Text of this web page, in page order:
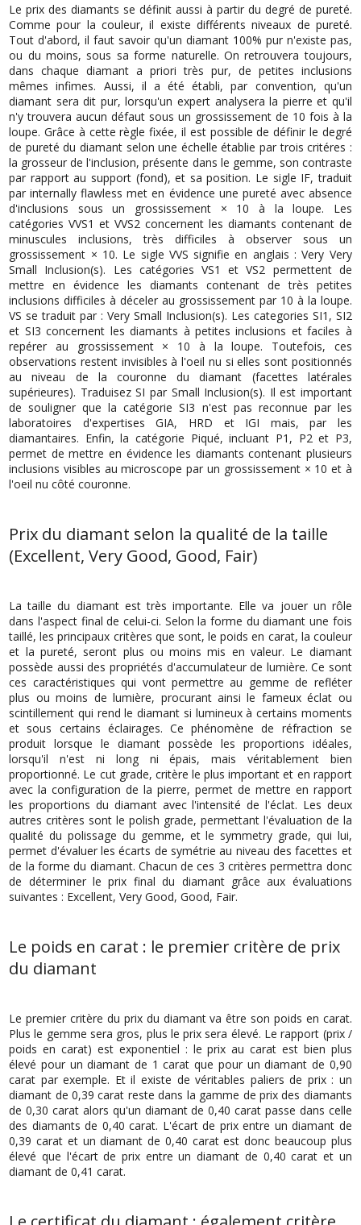
Le prix des diamants se définit aussi à partir du degré de pureté.
Comme pour la couleur, il existe différents niveaux de pureté.
Tout d'abord, il faut savoir qu'un diamant 100% pur n'existe pas,
ou du moins, sous sa forme naturelle. On retrouvera toujours,
dans chaque diamant a priori très pur, de petites inclusions
mêmes infimes. Aussi, il a été établi, par convention, qu'un
diamant sera dit pur, lorsqu'un expert analysera la pierre et qu'il
n'y trouvera aucun défaut sous un grossissement de 10 fois à la
loupe. Grâce à cette règle fixée, il est possible de définir le degré
de pureté du diamant selon une échelle établie par trois critéres :
la grosseur de l'inclusion, présente dans le gemme, son contraste
par rapport au support (fond), et sa position. Le sigle IF, traduit
par internally flawless met en évidence une pureté avec absence
d'inclusions sous un grossissement × 10 à la loupe. Les
catégories VVS1 et VVS2 concernent les diamants contenant de
minuscules inclusions, très difficiles à observer sous un
grossissement × 10. Le sigle VVS signifie en anglais : Very Very
Small Inclusion(s). Les catégories VS1 et VS2 permettent de
mettre en évidence les diamants contenant de très petites
inclusions difficiles à déceler au grossissement par 10 à la loupe.
VS se traduit par : Very Small Inclusion(s). Les categories SI1, SI2
et SI3 concernent les diamants à petites inclusions et faciles à
repérer au grossissement × 10 à la loupe. Toutefois, ces
observations restent invisibles à l'oeil nu si elles sont positionnés
au niveau de la couronne du diamant (facettes latérales
supérieures). Traduisez SI par Small Inclusion(s). Il est important
de souligner que la catégorie SI3 n'est pas reconnue par les
laboratoires d'expertises GIA, HRD et IGI mais, par les
diamantaires. Enfin, la catégorie Piqué, incluant P1, P2 et P3,
permet de mettre en évidence les diamants contenant plusieurs
inclusions visibles au microscope par un grossissement × 10 et à
l'oeil nu côté couronne.
Prix du diamant selon la qualité de la taille
(Excellent, Very Good, Good, Fair)
La taille du diamant est très importante. Elle va jouer un rôle
dans l'aspect final de celui-ci. Selon la forme du diamant une fois
taillé, les principaux critères que sont, le poids en carat, la couleur
et la pureté, seront plus ou moins mis en valeur. Le diamant
possède aussi des propriétés d'accumulateur de lumière. Ce sont
ces caractéristiques qui vont permettre au gemme de refléter
plus ou moins de lumière, procurant ainsi le fameux éclat ou
scintillement qui rend le diamant si lumineux à certains moments
et sous certains éclairages. Ce phénomène de réfraction se
produit lorsque le diamant possède les proportions idéales,
lorsqu'il n'est ni long ni épais, mais véritablement bien
proportionné. Le cut grade, critère le plus important et en rapport
avec la configuration de la pierre, permet de mettre en rapport
les proportions du diamant avec l'intensité de l'éclat. Les deux
autres critères sont le polish grade, permettant l'évaluation de la
qualité du polissage du gemme, et le symmetry grade, qui lui,
permet d'évaluer les écarts de symétrie au niveau des facettes et
de la forme du diamant. Chacun de ces 3 critères permettra donc
de déterminer le prix final du diamant grâce aux évaluations
suivantes : Excellent, Very Good, Good, Fair.
Le poids en carat : le premier critère de prix
du diamant
Le premier critère du prix du diamant va être son poids en carat.
Plus le gemme sera gros, plus le prix sera élevé. Le rapport (prix /
poids en carat) est exponentiel : le prix au carat est bien plus
élevé pour un diamant de 1 carat que pour un diamant de 0,90
carat par exemple. Et il existe de véritables paliers de prix : un
diamant de 0,39 carat reste dans la gamme de prix des diamants
de 0,30 carat alors qu'un diamant de 0,40 carat passe dans celle
des diamants de 0,40 carat. L'écart de prix entre un diamant de
0,39 carat et un diamant de 0,40 carat est donc beaucoup plus
élevé que l'écart de prix entre un diamant de 0,40 carat et un
diamant de 0,41 carat.